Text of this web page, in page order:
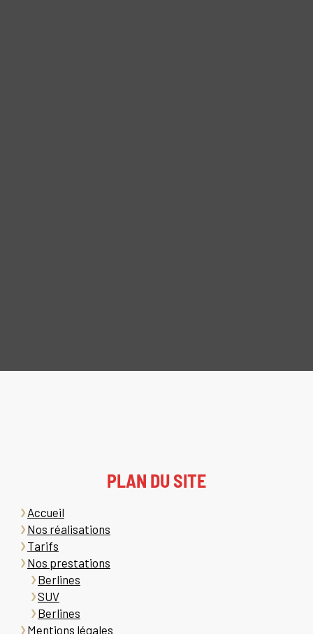
PLAN DU SITE
Accueil
Nos réalisations
Tarifs
Nos prestations
Berlines
SUV
Berlines
Mentions légales